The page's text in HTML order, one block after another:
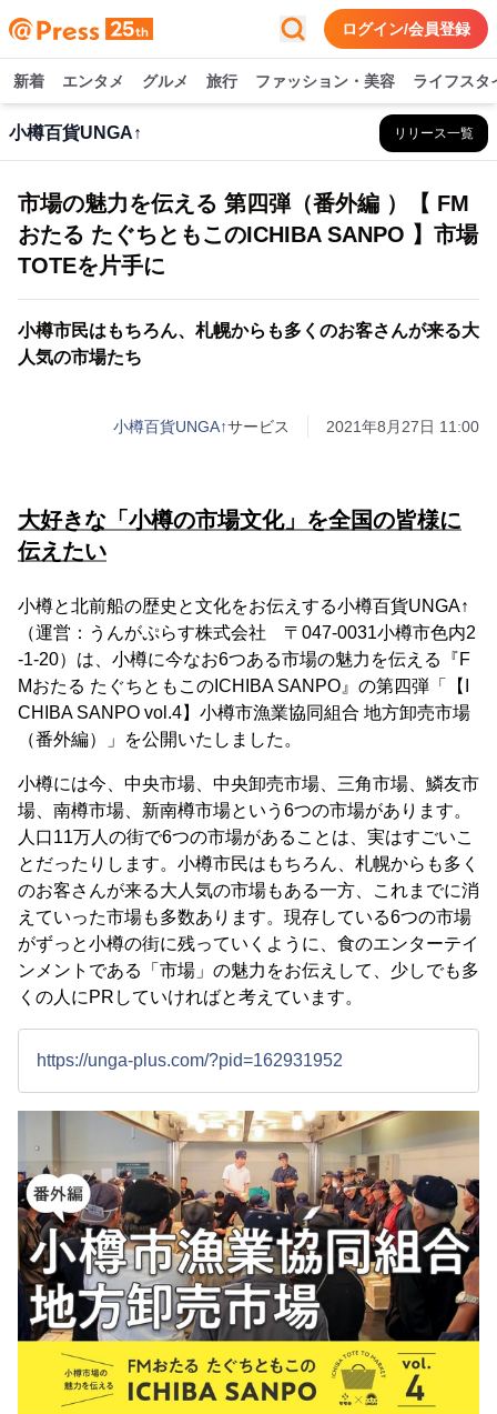
ログイン/会員登録
新着 エンタメ グルメ 旅行 ファッション・美容 ライフスタ
小樽百貨UNGA↑ リリース一覧
市場の魅力を伝える 第四弾（番外編 ）【 FM
おたる たぐちともこのICHIBA SANPO 】市場
TOTEを片手に
小樽市民はもちろん、札幌からも多くのお客さんが来る大
人気の市場たち
小樽百貨UNGA↑サービス 2021年8月27日 11:00
大好きな「小樽の市場文化」を全国の皆様に
伝えたい
小樽と北前船の歴史と文化をお伝えする小樽百貨UNGA↑
（運営：うんがぷらす株式会社 〒047-0031小樽市色内2
-1-20）は、小樽に今なお6つある市場の魅力を伝える『F
Mおたる たぐちともこのICHIBA SANPO』の第四弾「【I
CHIBA SANPO vol.4】小樽市漁業協同組合 地方卸売市場
（番外編）」を公開いたしました。
小樽には今、中央市場、中央卸売市場、三角市場、鱗友市
場、南樽市場、新南樽市場という6つの市場があります。
人口11万人の街で6つの市場があることは、実はすごいこ
とだったりします。小樽市民はもちろん、札幌からも多く
のお客さんが来る大人気の市場もある一方、これまでに消
えていった市場も多数あります。現存している6つの市場
がずっと小樽の街に残っていくように、食のエンターテイ
ンメントである「市場」の魅力をお伝えして、少しでも多
くの人にPRしていければと考えています。
https://unga-plus.com/?pid=162931952